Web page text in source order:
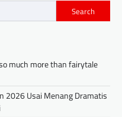
Search
much more than fairytale
2026 Usai Menang Dramatis